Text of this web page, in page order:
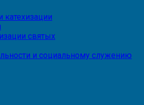
катехизации
святых
и социальному служению